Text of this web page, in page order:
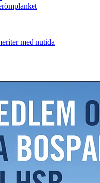
planket
med nutida